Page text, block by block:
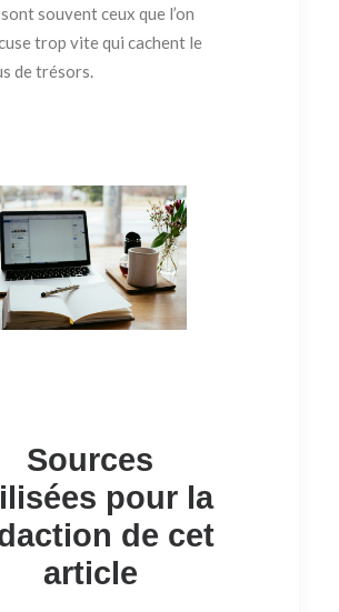
souvent ceux que l’on
trop vite qui cachent le
de trésors.
Sources
pour la
de cet
article